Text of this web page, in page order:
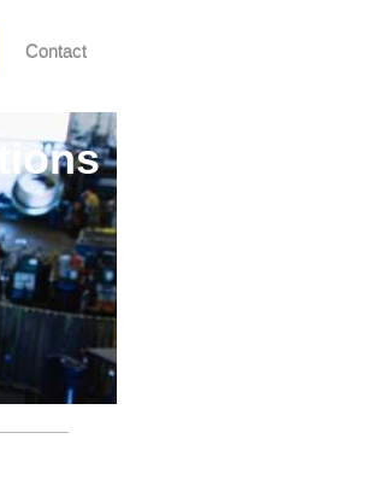
Contact